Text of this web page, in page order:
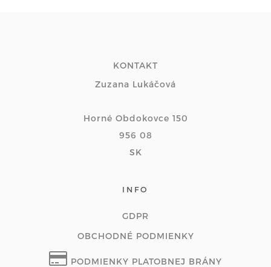
KONTAKT
Zuzana Lukáčová
Horné Obdokovce 150
956 08
SK
INFO
GDPR
OBCHODNÉ PODMIENKY
PODMIENKY PLATOBNEJ BRÁNY